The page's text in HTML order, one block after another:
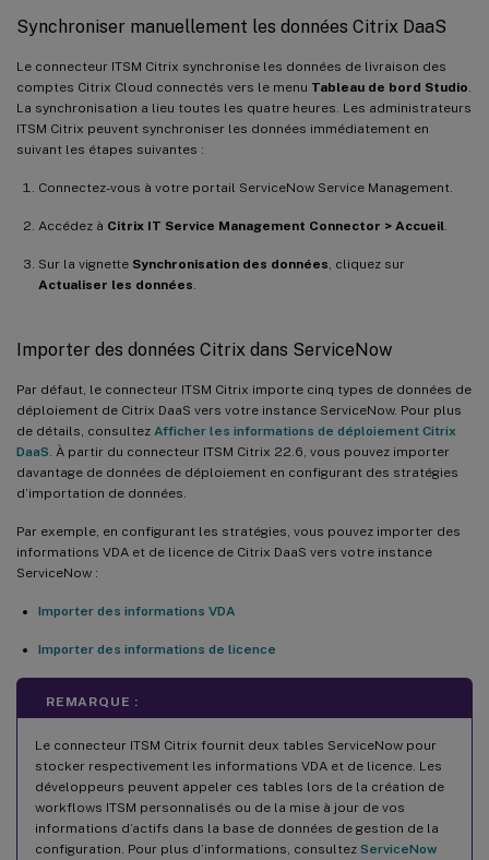
Synchroniser manuellement les données Citrix DaaS
Le connecteur ITSM Citrix synchronise les données de livraison des
comptes Citrix Cloud connectés vers le menu Tableau de bord Studio
La synchronisation a lieu toutes les quatre heures. Les administrateurs
ITSM Citrix peuvent synchroniser les données immédiatement en
suivant les étapes suivantes :
Connectez-vous à votre portail ServiceNow Service Management.
Accédez à Citrix IT Service Management Connector > Accueil
Sur la vignette Synchronisation des données , cliquez sur
Actualiser les données
Importer des données Citrix dans ServiceNow
Par défaut, le connecteur ITSM Citrix importe cinq types de données de
déploiement de Citrix DaaS vers votre instance ServiceNow. Pour plus
de détails, consultez Afficher les informations de déploiement Citrix
DaaS . À partir du connecteur ITSM Citrix 22.6, vous pouvez importer
davantage de données de déploiement en configurant des stratégies
d’importation de données.
Par exemple, en configurant les stratégies, vous pouvez importer des
informations VDA et de licence de Citrix DaaS vers votre instance
ServiceNow :
Importer des informations VDA
Importer des informations de licence
REMARQUE :
Le connecteur ITSM Citrix fournit deux tables ServiceNow pour
stocker respectivement les informations VDA et de licence. Les
développeurs peuvent appeler ces tables lors de la création de
workflows ITSM personnalisés ou de la mise à jour de vos
informations d’actifs dans la base de données de gestion de la
configuration. Pour plus d’informations, consultez ServiceNow